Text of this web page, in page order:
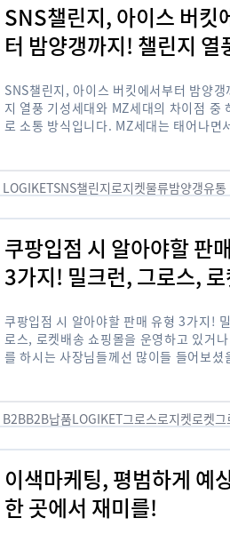
SNS챌린지, 아이스 버킷
터 밤양갱까지! 챌린지 열
SNS챌린지, 아이스 버킷에서부터 밤양갱
지 열풍 기성세대와 MZ세대의 차이점 중
로 소통 방식입니다. MZ세대는 태어나면
도 능숙한 …
LOGIKETSNS챌린지로지켓물류밤양갱유통
쿠팡입점 시 알아야할 판
3가지! 밀크런, 그로스,
쿠팡입점 시 알아야할 판매 유형 3가지!
로스, 로켓배송 쇼핑몰을 운영하고 있거
를 하시는 사장님들께선 많이들 들어보셨
B2BB2B납품LOGIKET그로스로지켓로켓그
이색마케팅, 평범하게 예
한 곳에서 재미를!